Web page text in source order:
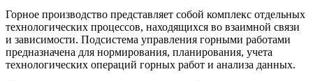
Горное производство представляет собой комплекс отдельных
технологических процессов, находящихся во взаимной связи
и зависимости. Подсистема управления горными работами
предназначена для нормирования, планирования, учета
технологических операций горных работ и анализа данных.